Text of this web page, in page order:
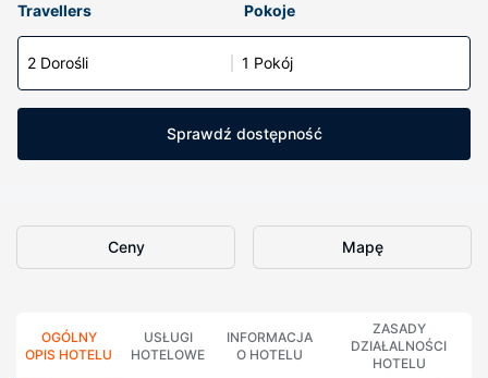
Travellers Pokoje
2 Dorośli 1 Pokój
Sprawdź dostępność
Ceny Mapę
OGÓLNY
OPIS HOTELU
USŁUGI
HOTELOWE
INFORMACJA
O HOTELU
ZASADY
DZIAŁALNOŚCI
HOTELU